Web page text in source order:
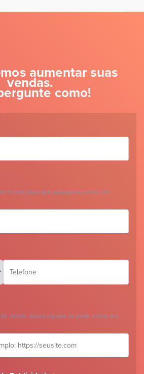
aumentar suas
vendas.
como!
e-mail para que possamos entrar em
válido, nossa equipe só pode entrar em